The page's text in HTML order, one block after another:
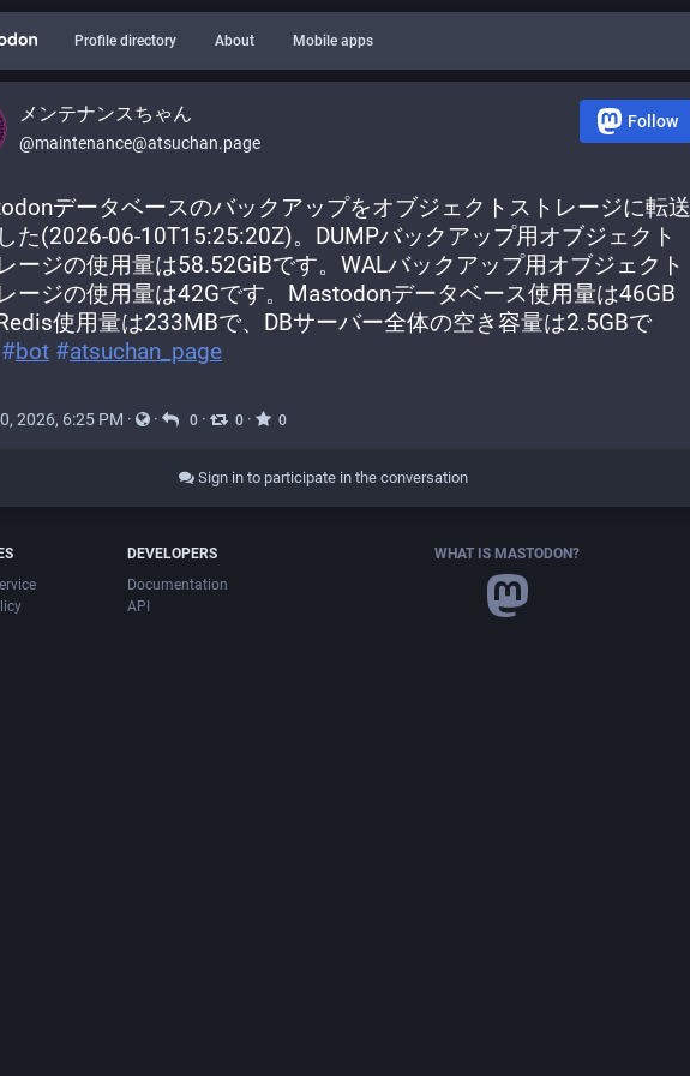
Profile directory About Mobile apps
メンテナンスちゃん
@maintenance@atsuchan.page
Follow
データベースのバックアップをオブジェクトストレージに転送
た(2026-06-10T15:25:20Z)。DUMPバックアップ用オブジェクト
ージの使用量は58.52GiBです。WALバックアップ用オブジェクト
ージの使用量は42Gです。Mastodonデータベース使用量は46GB
使用量は233MBで、DBサーバー全体の空き容量は2.5GBで
#bot #atsuchan_page
2026, 6:25 PM · · 0 · 0 · 0
Sign in to participate in the conversation
DEVELOPERS
Documentation
API
WHAT IS MASTODON?